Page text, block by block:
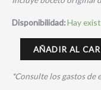
Disponibilidad:Hay
AÑADIR AL
*Consulte los gastos de